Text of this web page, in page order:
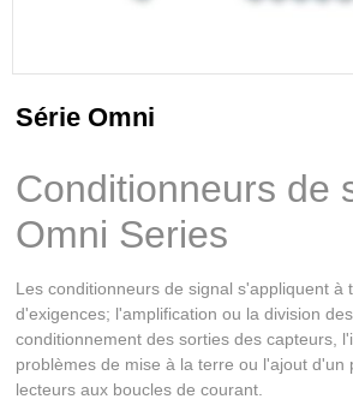
Série Omni
Conditionneurs de
Omni Series
Les conditionneurs de signal s'appliquent à
d'exigences; l'amplification ou la division
conditionnement des sorties des capteurs,
problèmes de mise à la terre ou l'ajout d'un
lecteurs aux boucles de courant.